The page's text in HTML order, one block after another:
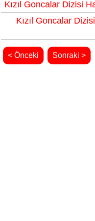
Kızıl Goncalar Dizisi
Kızıl Goncalar
< Önceki Sonraki >